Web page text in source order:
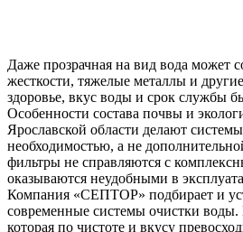
Даже прозрачная на вид вода может
жесткости, тяжелые металлы и
здоровье, вкус воды и срок службы
Особенности состава почвы и
Ярославской области делают
необходимостью, а не
фильтры не справляются с
оказываются неудобными в
Компания «СЕПТОР» подбирает и
современные системы очистки воды.
которая по чистоте и вкусу